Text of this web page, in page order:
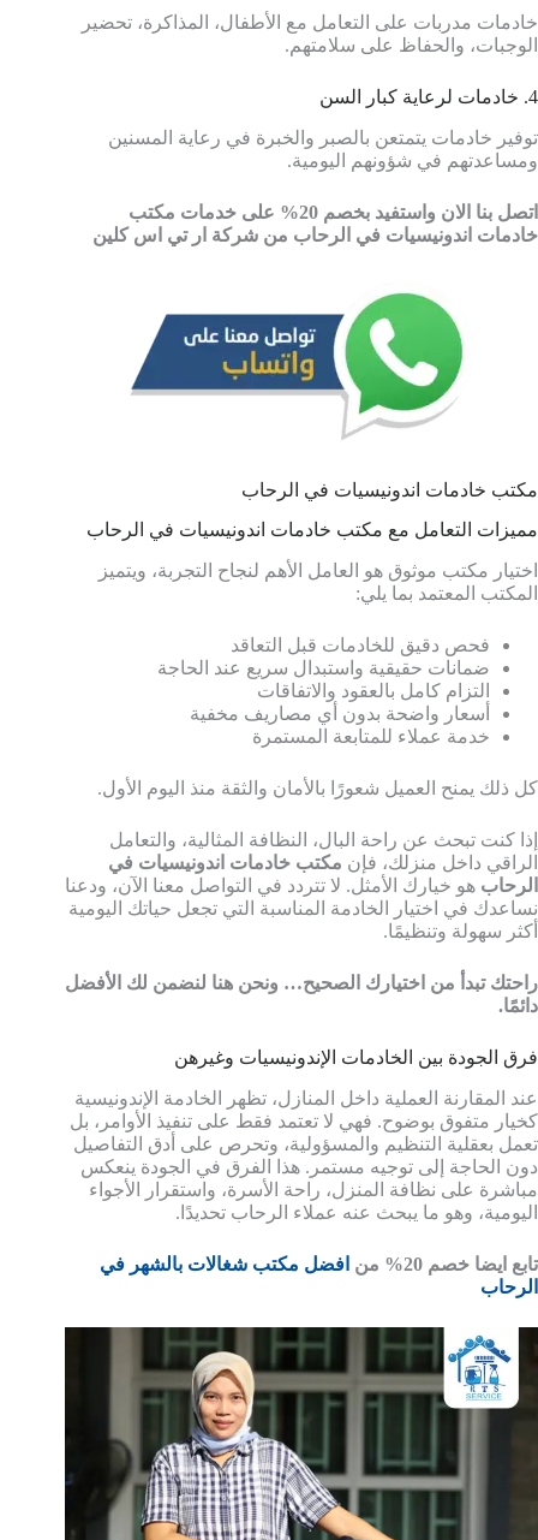
خادمات مدربات على التعامل مع الأطفال، المذاكرة، تحضير
الوجبات، والحفاظ على سلامتهم.
4. خادمات لرعاية كبار السن
توفير خادمات يتمتعن بالصبر والخبرة في رعاية المسنين
ومساعدتهم في شؤونهم اليومية.
اتصل بنا الان واستفيد بخصم 20% على خدمات مكتب
خادمات اندونيسيات في الرحاب من شركة ار تي اس كلين
مكتب خادمات اندونيسيات في الرحاب
مميزات التعامل مع مكتب خادمات اندونيسيات في الرحاب
اختيار مكتب موثوق هو العامل الأهم لنجاح التجربة، ويتميز
المكتب المعتمد بما يلي:
فحص دقيق للخادمات قبل التعاقد
ضمانات حقيقية واستبدال سريع عند الحاجة
التزام كامل بالعقود والاتفاقات
أسعار واضحة بدون أي مصاريف مخفية
خدمة عملاء للمتابعة المستمرة
كل ذلك يمنح العميل شعورًا بالأمان والثقة منذ اليوم الأول.
إذا كنت تبحث عن راحة البال، النظافة المثالية، والتعامل
الراقي داخل منزلك، فإن مكتب خادمات اندونيسيات في
الرحاب هو خيارك الأمثل. لا تتردد في التواصل معنا الآن، ودعنا
نساعدك في اختيار الخادمة المناسبة التي تجعل حياتك اليومية
أكثر سهولة وتنظيمًا.
راحتك تبدأ من اختيارك الصحيح… ونحن هنا لنضمن لك الأفضل
دائمًا.
فرق الجودة بين الخادمات الإندونيسيات وغيرهن
عند المقارنة العملية داخل المنازل، تظهر الخادمة الإندونيسية
كخيار متفوق بوضوح. فهي لا تعتمد فقط على تنفيذ الأوامر، بل
تعمل بعقلية التنظيم والمسؤولية، وتحرص على أدق التفاصيل
دون الحاجة إلى توجيه مستمر. هذا الفرق في الجودة ينعكس
مباشرة على نظافة المنزل، راحة الأسرة، واستقرار الأجواء
اليومية، وهو ما يبحث عنه عملاء الرحاب تحديدًا.
تابع ايضا خصم 20% من
افضل مكتب شغالات بالشهر في
الرحاب